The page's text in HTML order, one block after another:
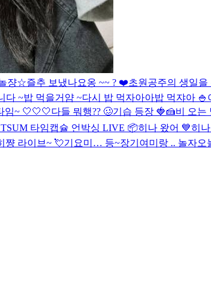
쟝☆즐추 보냈나요옹 ~~ ? ❤️초원공주의 생일
다 ~밥 먹을거얌 ~다시 밥 먹자아아밥 먹쟈아 🍚
임~ 🤍🤍🤍다들 뭐행?? 🥴기습 등장 🍓🍰비 오는
타임캡슐 언박싱 LIVE 📦히나 왔어 💙히
쨩 라이브~ 💘기요미… 등~장기여미랑 .. 놀자오